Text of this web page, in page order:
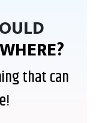
that can
!